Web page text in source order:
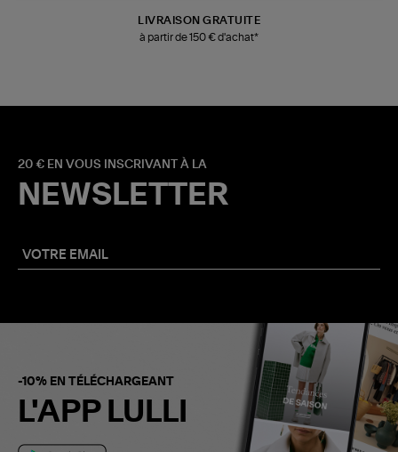
LIVRAISON GRATUITE
à partir de 150 € d'achat*
20 € EN VOUS INSCRIVANT À LA
NEWSLETTER
-10% EN TÉLÉCHARGEANT
L'APP LULLI